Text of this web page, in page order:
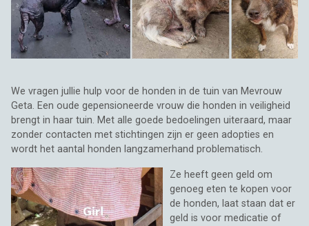
We vragen jullie hulp voor de honden in de tuin van Mevrouw
Geta. Een oude gepensioneerde vrouw die honden in veiligheid
brengt in haar tuin. Met alle goede bedoelingen uiteraard, maar
zonder contacten met stichtingen zijn er geen adopties en
wordt het aantal honden langzamerhand problematisch.
Ze heeft geen geld om
genoeg eten te kopen voor
de honden, laat staan dat er
geld is voor medicatie of